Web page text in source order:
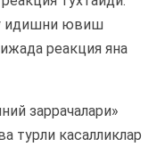
идишни ювиш
реакция яна
заррачалари»
турли касалликлар